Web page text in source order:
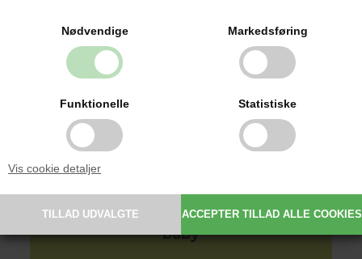
Nødvendige Markedsføring
Funktionelle Statistiske
Vis cookie detaljer
indgraveret eller broderet barnets navn og
Personlige produkter gør hverdagen
til barsel, dåb og babyshower.
Se alle produkter med navn her
Sikkert og nøje udvalgt til
baby